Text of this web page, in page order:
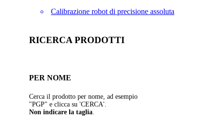
Calibrazione robot di precisione assoluta
RICERCA PRODOTTI
PER NOME
Cerca il prodotto per nome, ad esempio
"PGP" e clicca su 'CERCA'.
Non indicare la taglia